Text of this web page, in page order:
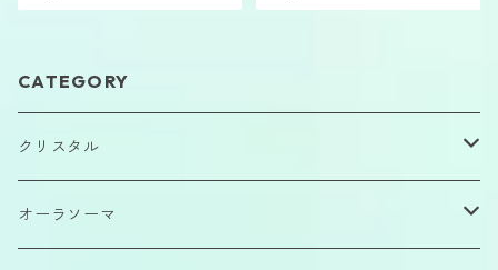
CATEGORY
クリスタル
原石
オーラソーマ